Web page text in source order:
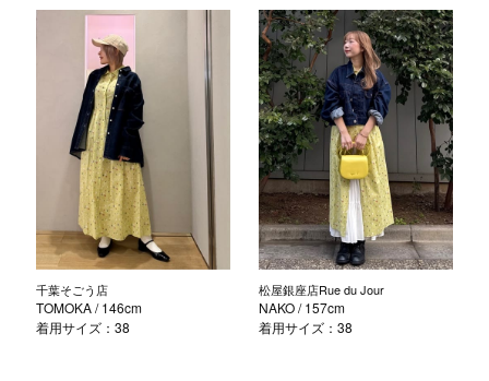
千葉そごう店
TOMOKA/ 146cm
着用サイズ：38
松屋銀座店Rue du Jour
NAKO/ 157cm
着用サイズ：38